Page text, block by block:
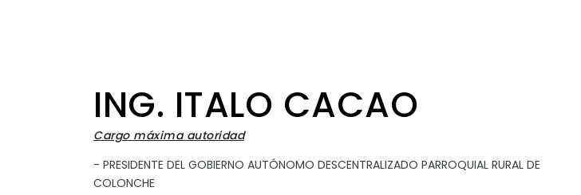
ING. ITALO CACAO
Cargo máxima autoridad
- PRESIDENTE DEL GOBIERNO AUTÓNOMO DESCENTRALIZADO PARROQUIAL RURAL DE
COLONCHE